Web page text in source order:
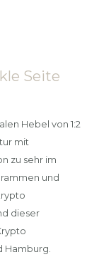
Seite
Hebel von 1:2
mit
zu sehr im
und
dieser
Hamburg.